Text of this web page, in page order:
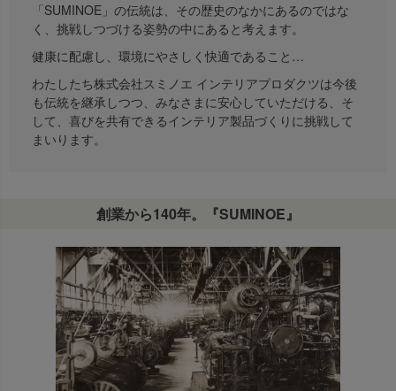
「SUMINOE」の伝統は、その歴史のなかにあるのではな
く、挑戦しつづける姿勢の中にあると考えます。
健康に配慮し、環境にやさしく快適であること…
わたしたち株式会社スミノエ インテリアプロダクツは今後
も伝統を継承しつつ、みなさまに安心していただける、そ
して、喜びを共有できるインテリア製品づくりに挑戦して
まいります。
創業から140年。『SUMINOE』